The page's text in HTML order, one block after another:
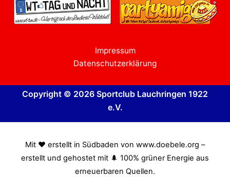
Impressum
Datenschutzerklärung
Copyright © 2026 Sportclub Lauchringen 1922
e.V.
Mit ❤️ erstellt in Südbaden von www.doebele.org –
erstellt und gehostet mit 🌲 100% grüner Energie aus
erneuerbaren Quellen.